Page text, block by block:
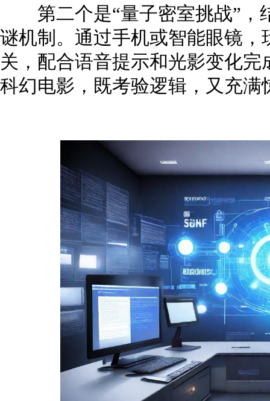
第二个是“量子密室挑战”，
谜机制。通过手机或智能眼镜
关，配合语音提示和光影变化
科幻电影，既考验逻辑，又充满